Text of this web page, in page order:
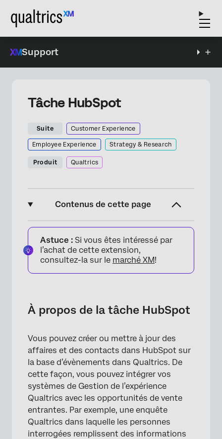
Support
Tâche HubSpot
Suite Customer Experience
Employee Experience Strategy & Research
Produit Qualtrics
Contenus de cette page
À propos de la tâche HubSpot
Mise en place d’une tâche HubSpot
Sociétés
Contrats
FAQs
Astuce : Si vous êtes intéressé par
l’achat de cette extension,
consultez-la sur le marché XM!
À propos de la tâche HubSpot
Vous pouvez créer ou mettre à jour des
affaires et des contacts dans HubSpot sur
la base d’évènements dans Qualtrics. De
cette façon, vous pouvez intégrer vos
systèmes de Gestion de l’expérience
Qualtrics avec les opportunités de vente
entrantes. Par exemple, une enquête
Qualtrics dans laquelle les personnes
interrogées remplissent des informations